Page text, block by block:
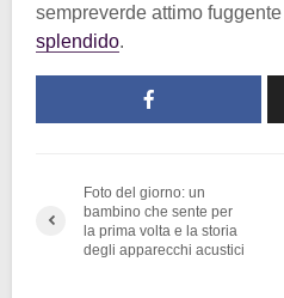
sempreverde attimo
splendido.
Foto del giorno: un
bambino che sente per
la prima volta e la storia
degli apparecchi acustici